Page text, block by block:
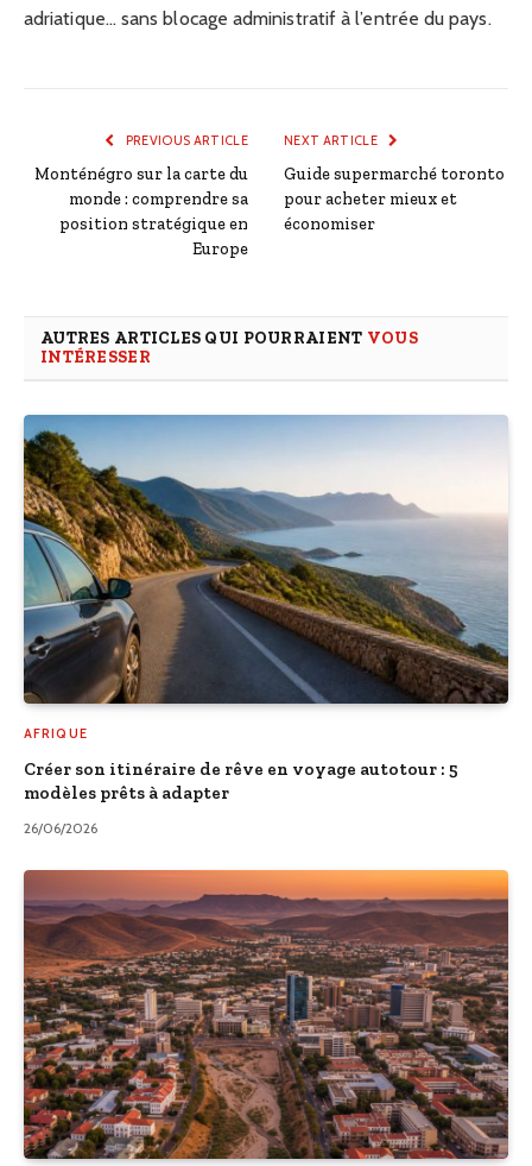
adriatique… sans blocage administratif à l’entrée du pays.
PREVIOUS ARTICLE
Monténégro sur la carte du
monde : comprendre sa
position stratégique en
Europe
NEXT ARTICLE
Guide supermarché toronto
pour acheter mieux et
économiser
AUTRES ARTICLES QUI POURRAIENT VOUS
INTÉRESSER
AFRIQUE
Créer son itinéraire de rêve en voyage autotour : 5
modèles prêts à adapter
26/06/2026